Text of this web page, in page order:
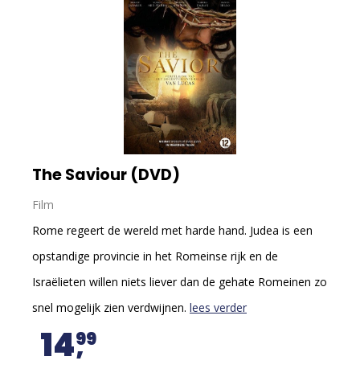
The Saviour (DVD)
Film
Rome regeert de wereld met harde hand. Judea is een
opstandige provincie in het Romeinse rijk en de
Israëlieten willen niets liever dan de gehate Romeinen zo
snel mogelijk zien verdwijnen. lees verder
1499